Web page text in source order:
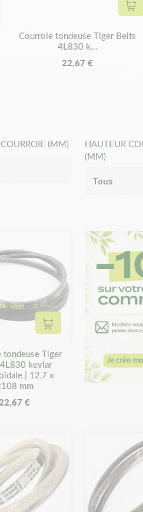
panier
Courroie tondeuse Tiger Belts
4L830 k...
22,67 €
(MM)
HAUTEUR
(MM)
Ajouter au panier
tondeuse Tiger
kevlar
| 12,7 x
mm
22,67 €